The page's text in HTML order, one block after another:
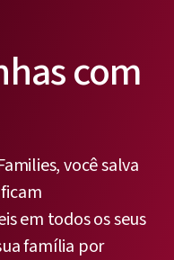
com
você salva
em todos os seus
família por